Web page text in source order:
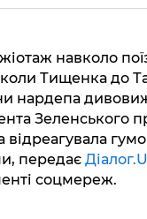
навколо
Тищенка до
нардепа
Зеленського
відреагувала
передає
соцмереж.